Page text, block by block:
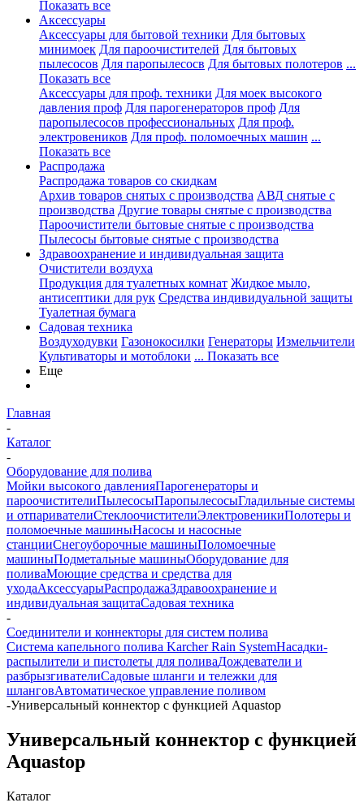
Показать все
Аксессуары
Аксессуары для бытовой техники Для бытовых
минимоек Для пароочистителей Для бытовых
пылесосов Для паропылесосв Для бытовых полотеров ...
Показать все
Аксессуары для проф. техники Для моек высокого
давления проф Для парогенераторов проф Для
паропылесосов профессиональных Для проф.
электровеников Для проф. поломоечных машин ...
Показать все
Распродажа
Распродажа товаров со скидкам
Архив товаров снятых с производства АВД снятые с
производства Другие товары снятые с производства
Пароочистители бытовые снятые с производства
Пылесосы бытовые снятые с производства
Здравоохранение и индивидуальная защита
Очистители воздуха
Продукция для туалетных комнат Жидкое мыло,
антисептики для рук Средства индивидуальной защиты
Туалетная бумага
Садовая техника
Воздуходувки Газонокосилки Генераторы Измельчители
Культиваторы и мотоблоки ... Показать все
Еще
Главная
-
Каталог
-
Оборудование для полива
Мойки высокого давленияПарогенераторы и
пароочистителиПылесосыПаропылесосыГладильные системы
и отпаривателиСтеклоочистителиЭлектровеникиПолотеры и
поломоечные машиныНасосы и насосные
станцииСнегоуборочные машиныПоломоечные
машиныПодметальные машиныОборудование для
поливаМоющие средства и средства для
уходаАксессуарыРаспродажаЗдравоохранение и
индивидуальная защитаСадовая техника
-
Соединители и коннекторы для систем полива
Система капельного полива Karcher Rain SystemНасадки-
распылители и пистолеты для поливаДождеватели и
разбрызгивателиСадовые шланги и тележки для
шланговАвтоматическое управление поливом
-Универсальный коннектор с функцией Aquastop
Универсальный коннектор с функцией
Aquastop
Каталог